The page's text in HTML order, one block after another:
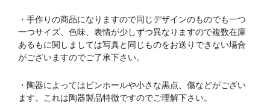
・手作りの商品になりますので同じデザインのものでも一つ
一つサイズ、色味、表情が少しずつ異なりますので複数在庫
あるもに関しましては写真と同じものをお送りできない場合
がございますのでご了承下さい。
・陶器によってはピンホールや小さな黒点、傷などがござい
ます。これは陶器製品特徴ですのでご理解下さい。